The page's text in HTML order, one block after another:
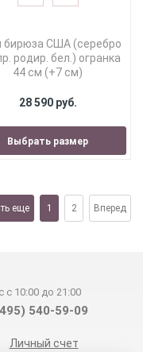
бирюза США (серебро
родир. бел.) огранка
44 см (+7 см)
28 590 руб.
Выбрать размер
еще 1 2 Вперед
с 10:00 до 21:00
540-59-09
Личный счет